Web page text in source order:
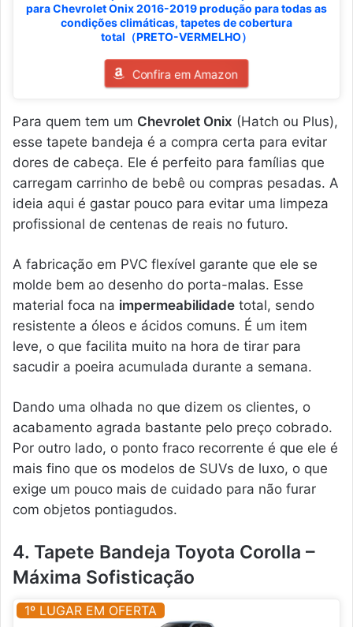
para Chevrolet Onix 2016-2019 produção para todas as
condições climáticas, tapetes de cobertura
total（PRETO-VERMELHO）
Confira em Amazon
Para quem tem um Chevrolet Onix (Hatch ou Plus),
esse tapete bandeja é a compra certa para evitar
dores de cabeça. Ele é perfeito para famílias que
carregam carrinho de bebê ou compras pesadas. A
ideia aqui é gastar pouco para evitar uma limpeza
profissional de centenas de reais no futuro.
A fabricação em PVC flexível garante que ele se
molde bem ao desenho do porta-malas. Esse
material foca na impermeabilidade total, sendo
resistente a óleos e ácidos comuns. É um item
leve, o que facilita muito na hora de tirar para
sacudir a poeira acumulada durante a semana.
Dando uma olhada no que dizem os clientes, o
acabamento agrada bastante pelo preço cobrado.
Por outro lado, o ponto fraco recorrente é que ele é
mais fino que os modelos de SUVs de luxo, o que
exige um pouco mais de cuidado para não furar
com objetos pontiagudos.
4. Tapete Bandeja Toyota Corolla –
Máxima Sofisticação
1º LUGAR EM OFERTA